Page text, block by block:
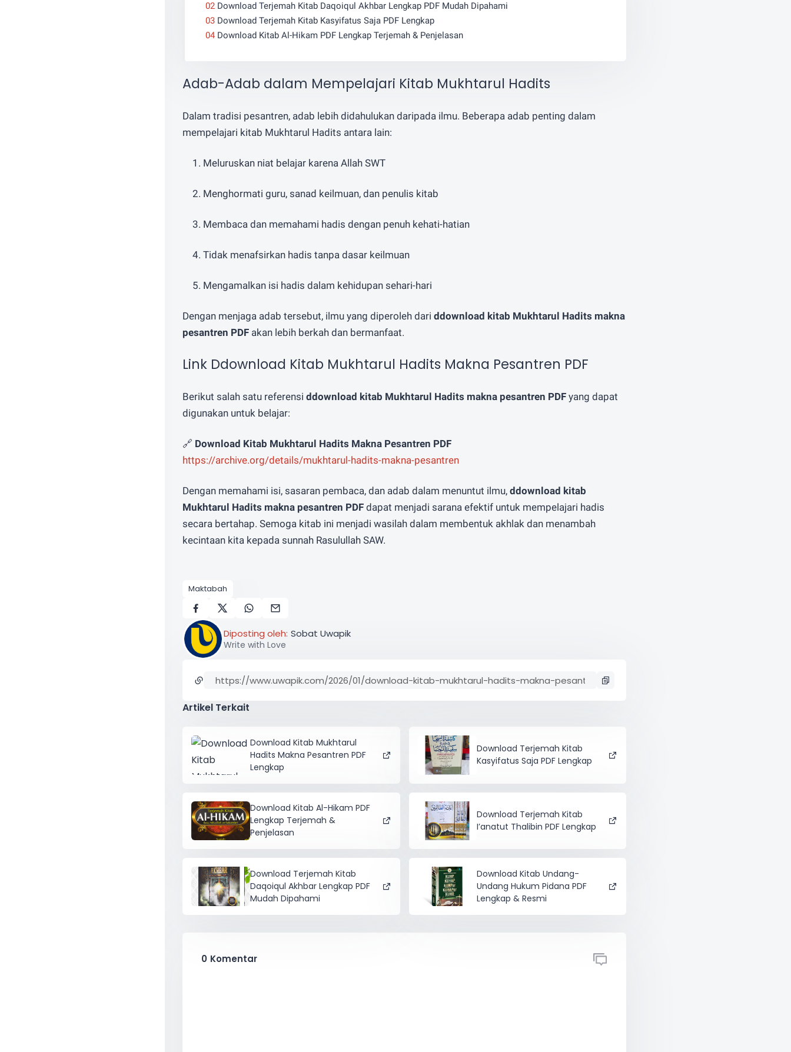
Download Terjemah Kitab Daqoiqul Akhbar Lengkap PDF Mudah Dipahami
Download Terjemah Kitab Kasyifatus Saja PDF Lengkap
Download Kitab Al-Hikam PDF Lengkap Terjemah & Penjelasan
Adab-Adab dalam Mempelajari Kitab Mukhtarul Hadits
Dalam tradisi pesantren, adab lebih didahulukan daripada ilmu. Beberapa adab penting dalam
mempelajari kitab Mukhtarul Hadits antara lain:
Meluruskan niat belajar karena Allah SWT
Menghormati guru, sanad keilmuan, dan penulis kitab
Membaca dan memahami hadis dengan penuh kehati-hatian
Tidak menafsirkan hadis tanpa dasar keilmuan
Mengamalkan isi hadis dalam kehidupan sehari-hari
Dengan menjaga adab tersebut, ilmu yang diperoleh dari ddownload kitab Mukhtarul Hadits makna
pesantren PDF akan lebih berkah dan bermanfaat.
Link Ddownload Kitab Mukhtarul Hadits Makna Pesantren PDF
Berikut salah satu referensi ddownload kitab Mukhtarul Hadits makna pesantren PDF yang dapat
digunakan untuk belajar:
🔗 Download Kitab Mukhtarul Hadits Makna Pesantren PDF
https://archive.org/details/mukhtarul-hadits-makna-pesantren
Dengan memahami isi, sasaran pembaca, dan adab dalam menuntut ilmu, ddownload kitab
Mukhtarul Hadits makna pesantren PDF dapat menjadi sarana efektif untuk mempelajari hadis
secara bertahap. Semoga kitab ini menjadi wasilah dalam membentuk akhlak dan menambah
kecintaan kita kepada sunnah Rasulullah SAW.
Maktabah
Diposting oleh: Sobat Uwapik
Write with Love
Artikel Terkait
Download Kitab Mukhtarul
Hadits Makna Pesantren PDF
Lengkap
Download Terjemah Kitab
Kasyifatus Saja PDF Lengkap
Download Kitab Al-Hikam PDF
Lengkap Terjemah &
Penjelasan
Download Terjemah Kitab
I’anatut Thalibin PDF Lengkap
Download Terjemah Kitab
Daqoiqul Akhbar Lengkap PDF
Mudah Dipahami
Download Kitab Undang-
Undang Hukum Pidana PDF
Lengkap & Resmi
0 Komentar